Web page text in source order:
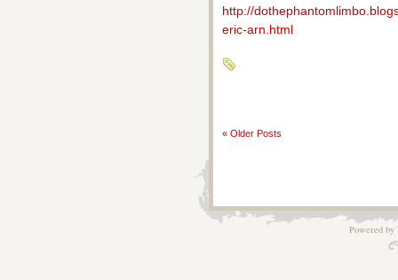
http://
eric-arn.html
« Older Posts
Powered by